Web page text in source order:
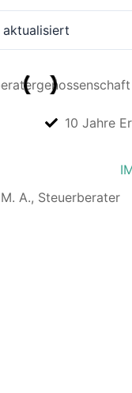
10 Jahre
A., Steuerberater